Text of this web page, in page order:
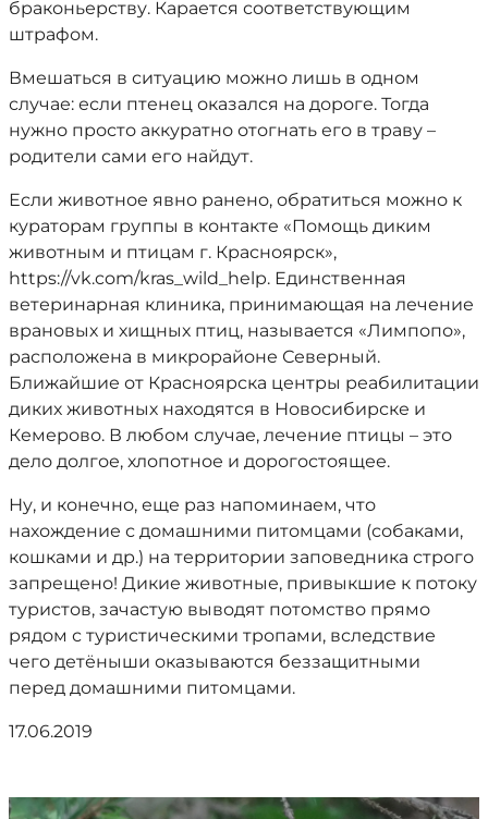
браконьерству. Карается соответствующим
штрафом.
Вмешаться в ситуацию можно лишь в одном
случае: если птенец оказался на дороге. Тогда
нужно просто аккуратно отогнать его в траву –
родители сами его найдут.
Если животное явно ранено, обратиться можно к
кураторам группы в контакте «Помощь диким
животным и птицам г. Красноярск»,
https://vk.com/kras_wild_help. Единственная
ветеринарная клиника, принимающая на лечение
врановых и хищных птиц, называется «Лимпопо»,
расположена в микрорайоне Северный.
Ближайшие от Красноярска центры реабилитации
диких животных находятся в Новосибирске и
Кемерово. В любом случае, лечение птицы – это
дело долгое, хлопотное и дорогостоящее.
Ну, и конечно, еще раз напоминаем, что
нахождение с домашними питомцами (собаками,
кошками и др.) на территории заповедника строго
запрещено! Дикие животные, привыкшие к потоку
туристов, зачастую выводят потомство прямо
рядом с туристическими тропами, вследствие
чего детёныши оказываются беззащитными
перед домашними питомцами.
17.06.2019